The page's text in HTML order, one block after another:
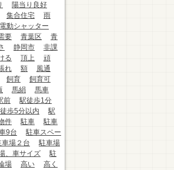
陽当り良好
集合住宅
雨
電動シャッター
要 青葉区
青
静岡市
非課
る 頂上
頑
れ 額
風通
飼育
飼育可
馬絹
馬車
前
駅徒歩1分
歩5分以内
駅
件 駐車
駐車
9台
駐車スペー
車場２台
駐車場
、車サイズ
駐
場 高い
高く